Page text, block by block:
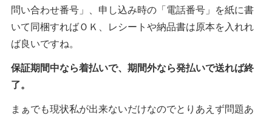
問い合わせ番号」、申し込み時の「電話番号」を紙に書
いて同梱すればＯＫ、レシートや納品書は原本を入れれ
ば良いですね。
保証期間中なら着払いで、期間外なら発払いで送れば終
了。
まぁでも現状私が出来ないだけなのでとりあえず問題あ